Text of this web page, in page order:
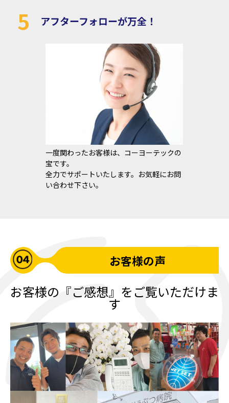
5 アフターフォローが万全！
一度関わったお客様は、コーヨーテックの
宝です。
全力でサポートいたします。お気軽にお問
い合わせ下さい。
お客様の声
お客様の『ご感想』をご覧いただけま
す